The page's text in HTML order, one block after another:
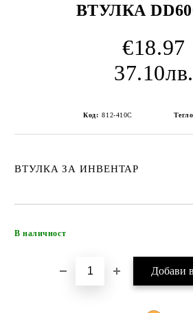
ВТУЛКА
€18.97
37.10лв.
Код: 812-410C
ВТУЛКА ЗА ИНВЕНТАР
В наличност